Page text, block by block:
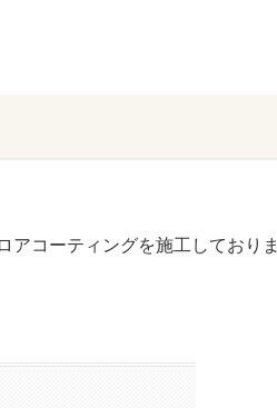
コーティングを施工しておりま